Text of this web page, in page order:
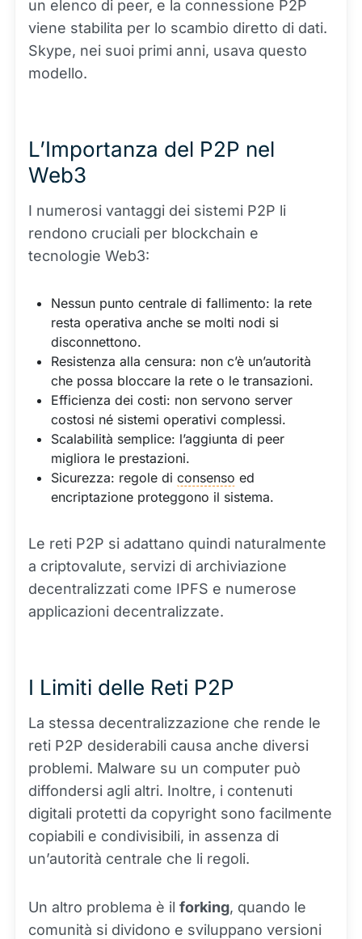
un elenco di peer, e la connessione P2P
viene stabilita per lo scambio diretto di dati.
Skype, nei suoi primi anni, usava questo
modello.
L’Importanza del P2P nel
Web3
I numerosi vantaggi dei sistemi P2P li
rendono cruciali per blockchain e
tecnologie Web3:
Nessun punto centrale di fallimento: la rete
resta operativa anche se molti nodi si
disconnettono.
Resistenza alla censura: non c’è un’autorità
che possa bloccare la rete o le transazioni.
Efficienza dei costi: non servono server
costosi né sistemi operativi complessi.
Scalabilità semplice: l’aggiunta di peer
migliora le prestazioni.
Sicurezza: regole di consenso ed
encriptazione proteggono il sistema.
Le reti P2P si adattano quindi naturalmente
a criptovalute, servizi di archiviazione
decentralizzati come IPFS e numerose
applicazioni decentralizzate.
I Limiti delle Reti P2P
La stessa decentralizzazione che rende le
reti P2P desiderabili causa anche diversi
problemi. Malware su un computer può
diffondersi agli altri. Inoltre, i contenuti
digitali protetti da copyright sono facilmente
copiabili e condivisibili, in assenza di
un’autorità centrale che li regoli.
Un altro problema è il forking, quando le
comunità si dividono e sviluppano versioni